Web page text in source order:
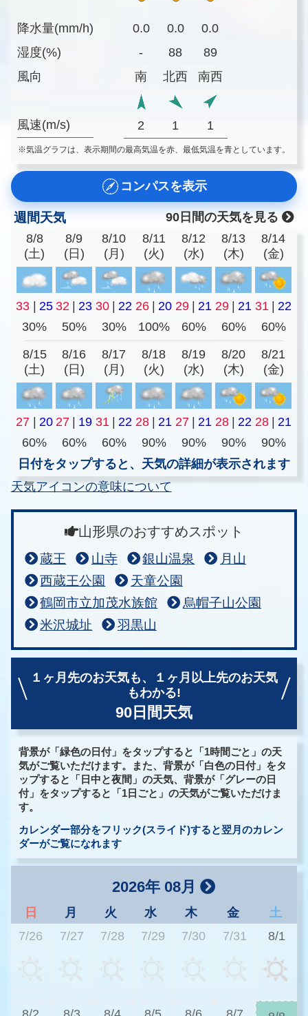
降水量(mm/h)
湿度(%)
風向
風速(m/s)
0.0 0.0
0.0
-
88
89
南
北西 南西
2 1 1
※気温グラフは、表示期間の最高気温を赤、最低気温を青としています。
コンパスを表示
週間天気
90日間の天気を見る
8/8
(土)
8/9
(日)
8/10
(月)
8/11
(火)
8/12
(水)
8/13
(木)
8/14
(金)
33 25 32 23 30 22 26 20 29 21 29 21 31
22
30%
50% 30% 100% 60% 60% 60%
8/15
(土)
8/16
(日)
8/17
(月)
8/18
(火)
8/19
(水)
8/20
(木)
8/21
(金)
27 20 27 19 31 22 28 21 27 21 28 22 28
21
60%
60% 60% 90% 90% 90%
90%
日付をタップすると、天気の詳細が表示されます
天気アイコンの意味について
山形県のおすすめスポット
蔵王 山寺 銀山温泉
月山
西蔵王公園
天童公園
鶴岡市立加茂水族館
烏帽子山公園
米沢城址
羽黒山
１ヶ月先のお天気も、
１ヶ月以上先のお天気
もわかる!
90日間天気
背景が「緑色の日付」をタップすると「1時間ごと」の天
気がご覧いただけます。また、背景が「白色の日付」をタ
ップすると「日中と夜間」の天気、背景が「グレーの日
付」をタップすると「1日ごと」の天気がご覧いただけま
す。
カレンダー部分をフリック(スライド)すると翌月のカレン
ダーがご覧になれます
2026年 08月
日 月 火 水 木 金
土
7/26
7/27 7/28 7/29 7/30 7/31 8/1